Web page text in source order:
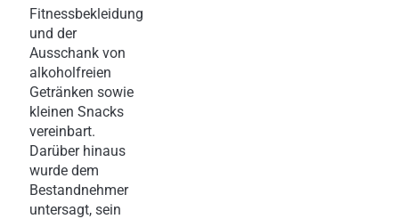
Fitnessbekleidung
und der
Ausschank von
alkoholfreien
Getränken sowie
kleinen Snacks
vereinbart.
Darüber hinaus
wurde dem
Bestandnehmer
untersagt, sein